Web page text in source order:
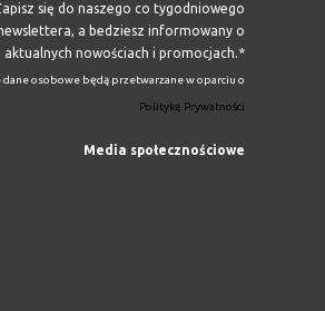
się do naszego co tygodniowego
a bedziesz informowany o
aktualnych nowościach i promocjach.*
dane osobowe będą przetwarzane w oparciu o
Politykę Prywatności
Media społecznościowe